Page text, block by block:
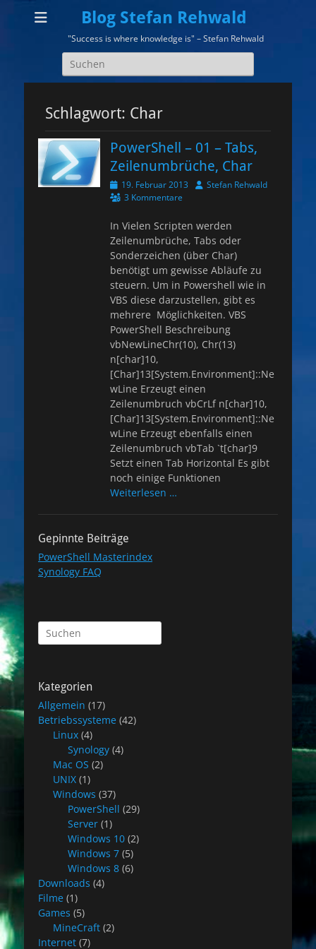
Blog Stefan Rehwald
"Success is where knowledge is" – Stefan Rehwald
Suchen
nach:
Schlagwort: Char
PowerShell – 01 – Tabs,
Zeilenumbrüche, Char
Veröffentlicht
am
19. Februar 2013 AutorStefan Rehwald
3 Kommentare
In Vielen Scripten werden
Zeilenumbrüche, Tabs oder
Sonderzeichen (über Char)
benötigt um gewisse Abläufe zu
steuern. Um in Powershell wie in
VBS diese darzustellen, gibt es
mehrere Möglichkeiten. VBS
PowerShell Beschreibung
vbNewLineChr(10), Chr(13)
n[char]10,
[Char]13[System.Environment]::Ne
wLine Erzeugt einen
Zeilenumbruch vbCrLf n[char]10,
[Char]13[System.Environment]::Ne
wLine Erzeugt ebenfalls einen
Zeilenumbruch vbTab `t[char]9
Setzt einen Tab Horizontal Es gibt
noch einige Funktionen
Weiterlesen …
Gepinnte Beiträge
PowerShell Masterindex
Synology FAQ
Suchen
nach:
Kategorien
Allgemein (17)
Betriebssysteme (42)
Linux (4)
Synology (4)
Mac OS (2)
UNIX (1)
Windows (37)
PowerShell (29)
Server (1)
Windows 10 (2)
Windows 7 (5)
Windows 8 (6)
Downloads (4)
Filme (1)
Games (5)
MineCraft (2)
Internet (7)